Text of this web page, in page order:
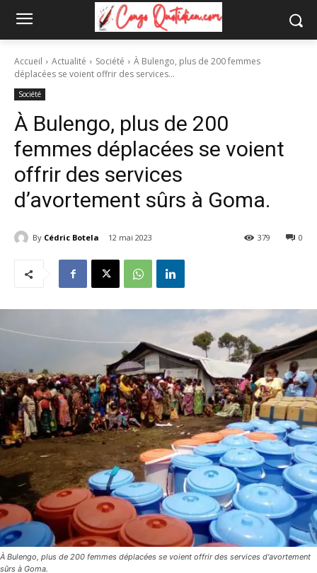
Accueil Actualité Société
À Bulengo, plus de 200 femmes
déplacées se voient offrir des services...
Société
À Bulengo, plus de 200
femmes déplacées se voient
offrir des services
d’avortement sûrs à Goma.
By Cédric Botela 12 mai 2023 0
379
À Bulengo, plus de 200 femmes déplacées se voient offrir des services d'avortement
sûrs à Goma.